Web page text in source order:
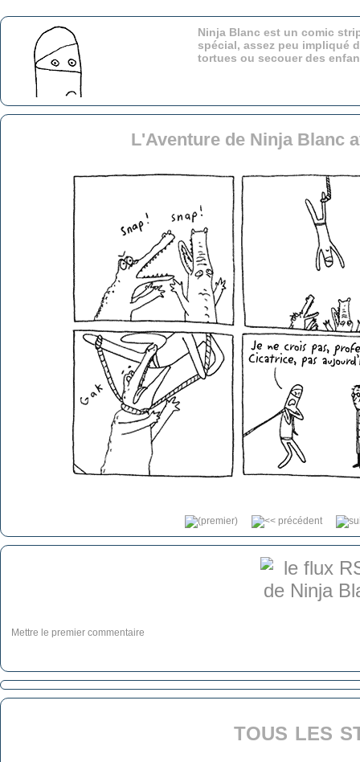
Ninja Blanc est un comic
spécial, assez peu impliqué
tortues ou secouer des
L'Aventure de Ninja Blanc
Mettre le premier commentaire
tous les